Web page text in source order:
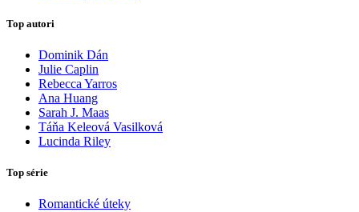
Top autori
Dominik Dán
Julie Caplin
Rebecca Yarros
Ana Huang
Sarah J. Maas
Táňa Keleová Vasilková
Lucinda Riley
Top série
Romantické úteky